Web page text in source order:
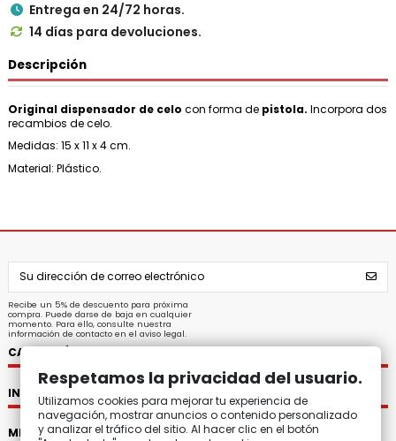
 Entrega en 24/72 horas.
 14 días para devoluciones.
Descripción
Original dispensador de celo con forma de pistola. Incorpora dos
recambios de celo.
Medidas: 15 x 11 x 4 cm.
Material: Plástico.
Recibe un 5% de descuento para próxima
compra. Puede darse de baja en cualquier
momento. Para ello, consulte nuestra
información de contacto en el aviso legal.
CATEGORÍAS
INFORMACIÓN
MI CUENTA
Respetamos la privacidad del usuario.
Utilizamos cookies para mejorar tu experiencia de
navegación, mostrar anuncios o contenido personalizado
y analizar el tráfico del sitio. Al hacer clic en el botón